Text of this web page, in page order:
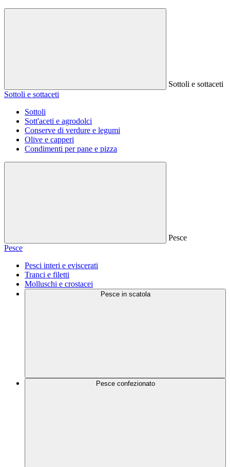
Sottoli e sottaceti
Sottoli e sottaceti
Sottoli
Sott'aceti e agrodolci
Conserve di verdure e legumi
Olive e capperi
Condimenti per pane e pizza
Pesce
Pesce
Pesci interi e eviscerati
Tranci e filetti
Molluschi e crostacei
Pesce in scatola
Pesce confezionato